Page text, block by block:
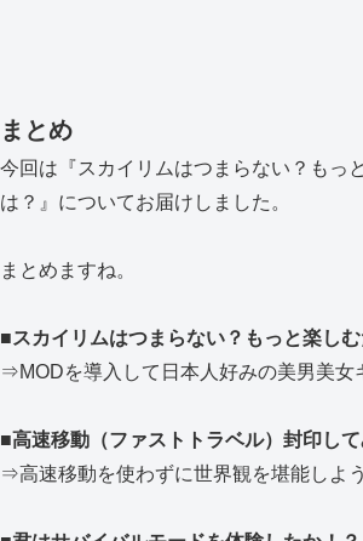
まとめ
今回は『スカイリムはつまらない？もっ
は？』についてお届けしました。
まとめますね。
■スカイリムはつまらない？もっと楽しむ
⇒MODを導入して日本人好みの美男美女
■高速移動（ファストトラベル）封印し
⇒高速移動を使わずに世界観を堪能しよう